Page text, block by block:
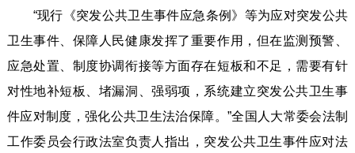
“现行《突发公共卫生事件应急条例》等为应对突发公共
卫生事件、保障人民健康发挥了重要作用，但在监测预警、
应急处置、制度协调衔接等方面存在短板和不足，需要有针
对性地补短板、堵漏洞、强弱项，系统建立突发公共卫生事
件应对制度，强化公共卫生法治保障。”全国人大常委会法制
工作委员会行政法室负责人指出，突发公共卫生事件应对法